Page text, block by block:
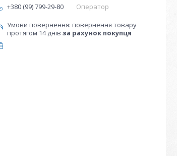
+380 (99) 799-29-80
Оператор
повернення товару
протягом 14 днів за рахунок покупця